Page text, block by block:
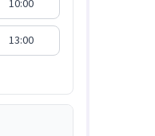
10:00
13:00